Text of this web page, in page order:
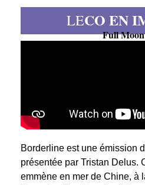
LECO EN
Full Moon
Borderline est une émission
présentée par Tristan Delus.
emmène en mer de Chine, à